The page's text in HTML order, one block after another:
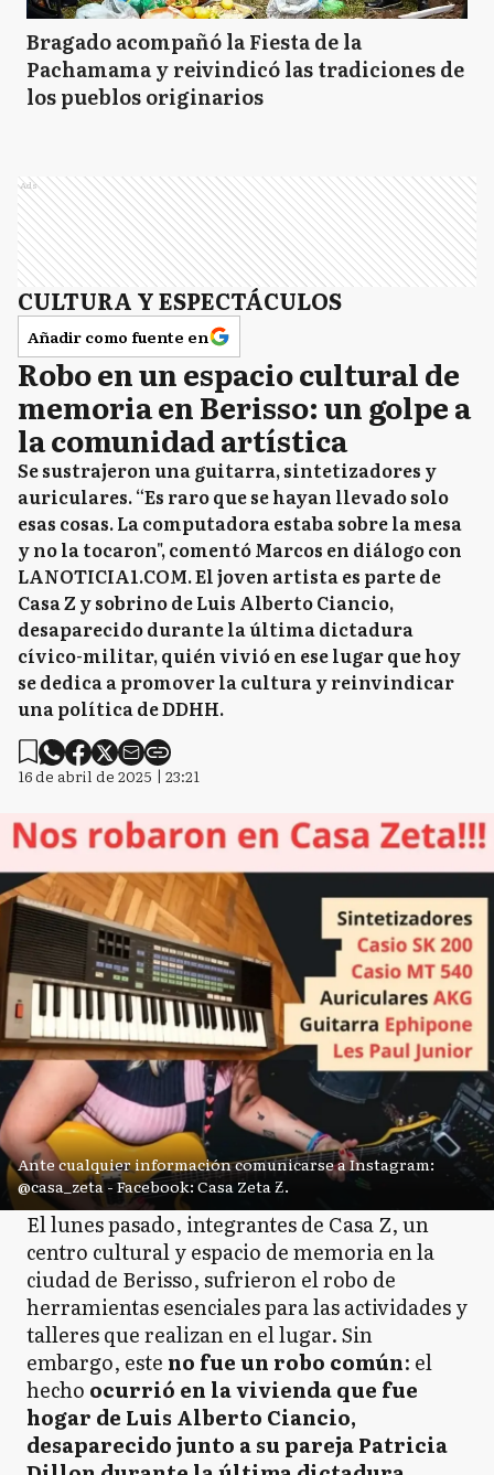
Bragado acompañó la Fiesta de la
Pachamama y reivindicó las tradiciones de
los pueblos originarios
Ads
CULTURA Y ESPECTÁCULOS
Añadir como fuente en
Robo en un espacio cultural de
memoria en Berisso: un golpe a
la comunidad artística
Se sustrajeron una guitarra, sintetizadores y
auriculares. “Es raro que se hayan llevado solo
esas cosas. La computadora estaba sobre la mesa
y no la tocaron", comentó Marcos en diálogo con
LANOTICIA1.COM. El joven artista es parte de
Casa Z y sobrino de Luis Alberto Ciancio,
desaparecido durante la última dictadura
cívico-militar, quién vivió en ese lugar que hoy
se dedica a promover la cultura y reinvindicar
una política de DDHH.
16 de abril de 2025 | 23:21
Ante cualquier información comunicarse a Instagram:
@casa_zeta - Facebook: Casa Zeta Ƶ.
El lunes pasado, integrantes de Casa Z, un
centro cultural y espacio de memoria en la
ciudad de Berisso, sufrieron el robo de
herramientas esenciales para las actividades y
talleres que realizan en el lugar. Sin
embargo, este no fue un robo común: el
hecho ocurrió en la vivienda que fue
hogar de Luis Alberto Ciancio,
desaparecido junto a su pareja Patricia